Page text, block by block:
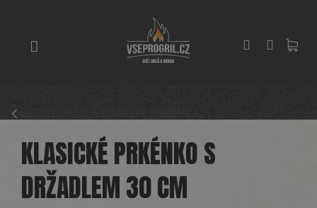
UDÍRNY
DŘEVO
PŘÍSLUŠENSTVÍ
KLASICKÉ PRKÉNKO S
DRŽADLEM 30 CM